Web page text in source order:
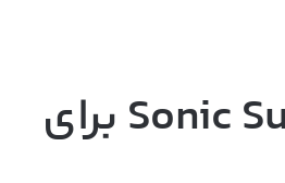
سیستم مورد نیاز بازی Sonic Superstars برای